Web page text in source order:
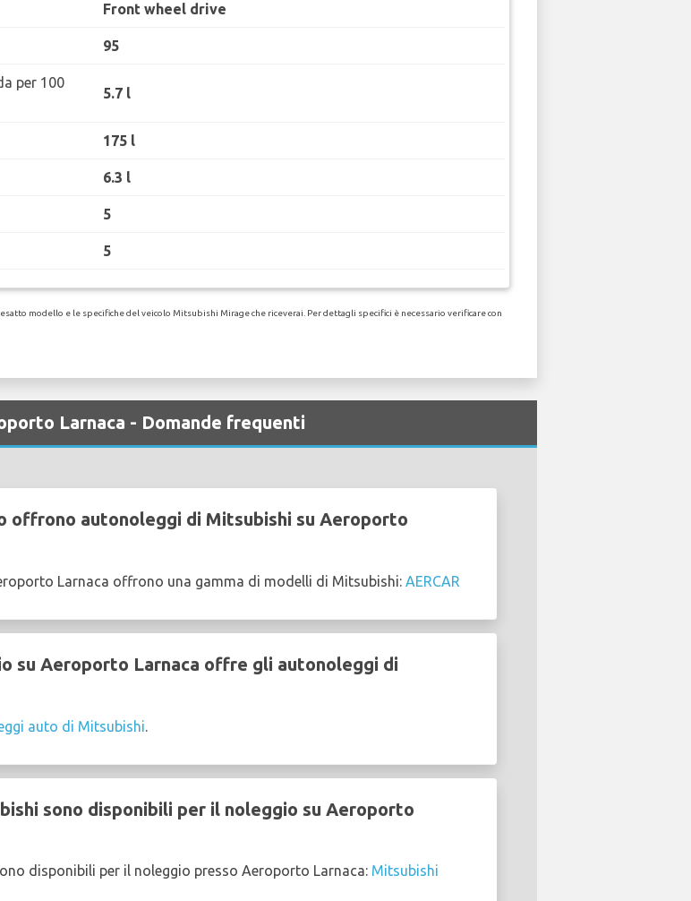
Front wheel drive
95
per 100
5.7 l
175 l
6.3 l
5
5
modello e le specifiche del veicolo Mitsubishi Mirage che riceverai. Per dettagli specifici è necessario verificare con
Larnaca - Domande frequenti
offrono autonoleggi di Mitsubishi su Aeroporto
Larnaca offrono una gamma di modelli di Mitsubishi: AERCAR
su Aeroporto Larnaca offre gli autonoleggi di
auto di Mitsubishi
sono disponibili per il noleggio su Aeroporto
disponibili per il noleggio presso Aeroporto Larnaca: Mitsubishi